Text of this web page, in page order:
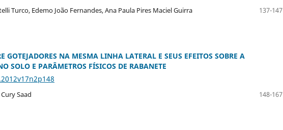
Turco, Edemo João Fernandes, Ana Paula Pires Maciel Guirra
137-147
GOTEJADORES NA MESMA LINHA LATERAL E SEUS EFEITOS SOBRE A
SOLO E PARÂMETROS FÍSICOS DE RABANETE
Saad
148-167